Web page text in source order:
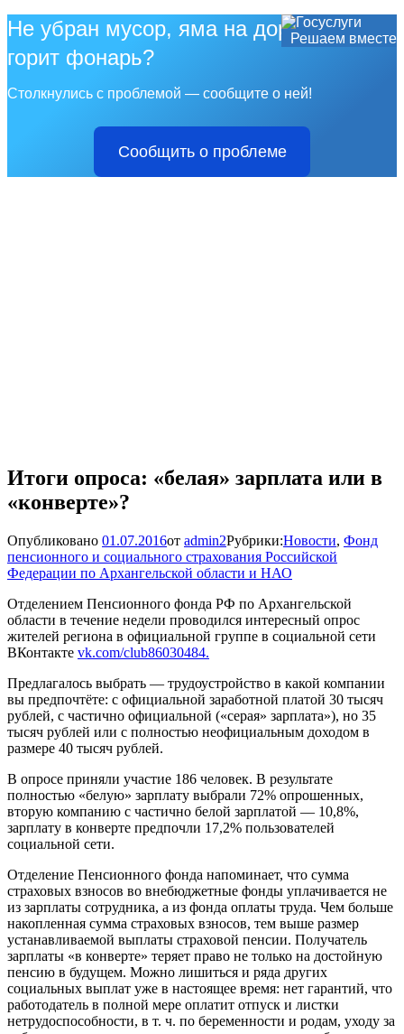
Решаем вместе
Не убран мусор, яма на дороге, не
горит фонарь?
Столкнулись с проблемой — сообщите о ней!
Сообщить о проблеме
Итоги опроса: «белая» зарплата или в
«конверте»?
Опубликовано 01.07.2016от admin2Рубрики:Новости, Фонд
пенсионного и социального страхования Российской
Федерации по Архангельской области и НАО
Отделением Пенсионного фонда РФ по Архангельской
области в течение недели проводился интересный опрос
жителей региона в официальной группе в социальной сети
ВКонтакте vk.com/club86030484.
Предлагалось выбрать — трудоустройство в какой компании
вы предпочтёте: с официальной заработной платой 30 тысяч
рублей, с частично официальной («серая» зарплата»), но 35
тысяч рублей или с полностью неофициальным доходом в
размере 40 тысяч рублей.
В опросе приняли участие 186 человек. В результате
полностью «белую» зарплату выбрали 72% опрошенных,
вторую компанию с частично белой зарплатой — 10,8%,
зарплату в конверте предпочли 17,2% пользователей
социальной сети.
Отделение Пенсионного фонда напоминает, что сумма
страховых взносов во внебюджетные фонды уплачивается не
из зарплаты сотрудника, а из фонда оплаты труда. Чем больше
накопленная сумма страховых взносов, тем выше размер
устанавливаемой выплаты страховой пенсии. Получатель
зарплаты «в конверте» теряет право не только на достойную
пенсию в будущем. Можно лишиться и ряда других
социальных выплат уже в настоящее время: нет гарантий, что
работодатель в полной мере оплатит отпуск и листки
нетрудоспособности, в т. ч. по беременности и родам, уходу за